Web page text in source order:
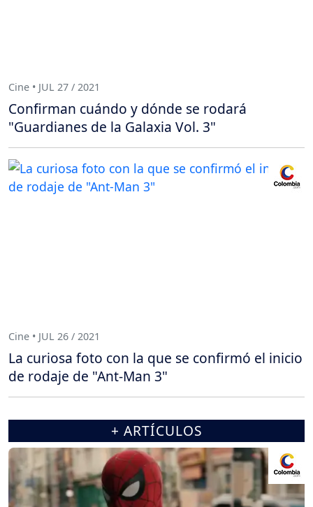
Cine • JUL 27 / 2021
Confirman cuándo y dónde se rodará
"Guardianes de la Galaxia Vol. 3"
Cine • JUL 26 / 2021
La curiosa foto con la que se confirmó el inicio
de rodaje de "Ant-Man 3"
+ ARTÍCULOS